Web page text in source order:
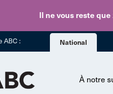
Il ne vous reste que
ABC : National
À notre